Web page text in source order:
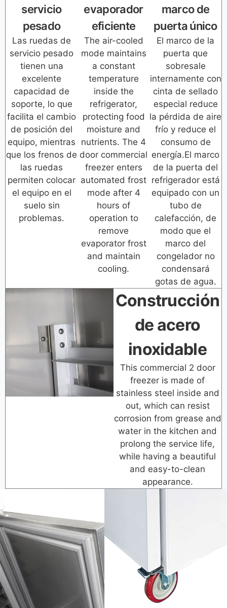
servicio
pesado
Las ruedas de
servicio pesado
tienen una
excelente
capacidad de
soporte, lo que
facilita el cambio
de posición del
equipo, mientras
que los frenos de
las ruedas
permiten colocar
el equipo en el
suelo sin
problemas.
evaporador
eficiente
The air-cooled
mode maintains
a constant
temperature
inside the
refrigerator,
protecting food
moisture and
nutrients. The 4
door commercial
freezer enters
automated frost
mode after 4
hours of
operation to
remove
evaporator frost
and maintain
cooling.
marco de
puerta único
El marco de la
puerta que
sobresale
internamente con
cinta de sellado
especial reduce
la pérdida de aire
frío y reduce el
consumo de
energía.El marco
de la puerta del
refrigerador está
equipado con un
tubo de
calefacción, de
modo que el
marco del
congelador no
condensará
gotas de agua.
Construcción
de acero
inoxidable
This commercial 2 door
freezer is made of
stainless steel inside and
out, which can resist
corrosion from grease and
water in the kitchen and
prolong the service life,
while having a beautiful
and easy-to-clean
appearance.